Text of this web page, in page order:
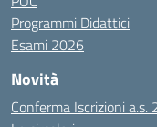
Programmi Didattici
Esami 2026
Novità
Conferma Iscrizioni